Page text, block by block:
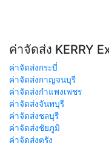
ค่าจัดส่ง KERRY
ค่าจัดส่งกระบี่
ค่าจัดส่งกาญจนบุรี
ค่าจัดส่งกำแพงเพชร
ค่าจัดส่งจันทบุรี
ค่าจัดส่งชลบุรี
ค่าจัดส่งชัยภูมิ
ค่าจัดส่งตรัง